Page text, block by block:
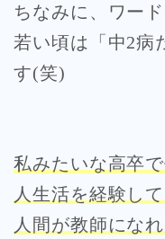
ちなみに、ワー
若い頃は「中2病
す(笑)
私みたいな高卒
人生活を経験し
人間が教師にな